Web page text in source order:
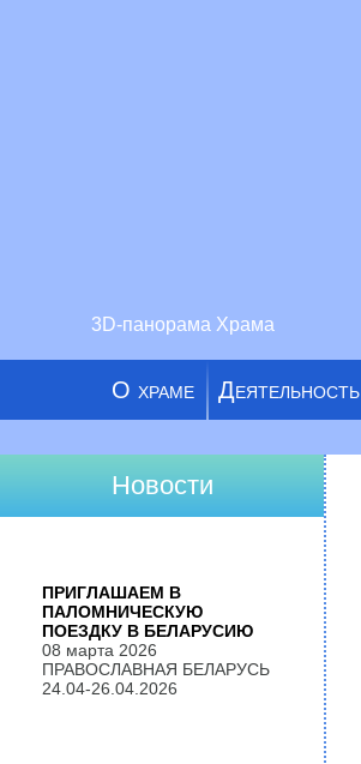
3D-панорама Храма
О храме Деятельность
Новости
ПРИГЛАШАЕМ В
ПАЛОМНИЧЕСКУЮ
ПОЕЗДКУ В БЕЛАРУСИЮ
08 марта 2026
ПРАВОСЛАВНАЯ БЕЛАРУСЬ
24.04-26.04.2026